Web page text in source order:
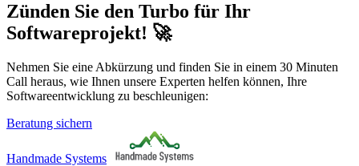
Zünden Sie den Turbo für Ihr
Softwareprojekt! 🚀
Nehmen Sie eine Abkürzung und finden Sie in einem 30 Minuten
Call heraus, wie Ihnen unsere Experten helfen können, Ihre
Softwareentwicklung zu beschleunigen:
Beratung sichern
Handmade Systems